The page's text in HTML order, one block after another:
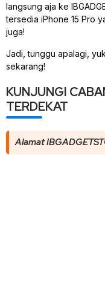
langsung aja ke
tersedia iPhone 15 Pro
juga!
Jadi, tunggu apalagi,
sekarang!
KUNJUNGI
TERDEKAT
Alamat